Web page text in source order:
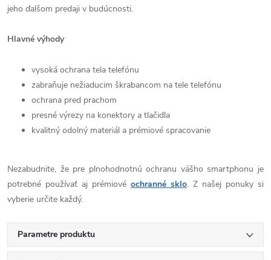
jeho ďalšom predaji v budúcnosti.
Hlavné výhody
vysoká ochrana tela telefónu
zabraňuje nežiaducim škrabancom na tele telefónu
ochrana pred prachom
presné výrezy na konektory a tlačidla
kvalitný odolný materiál a prémiové spracovanie
Nezabudnite, že pre plnohodnotnú ochranu vášho smartphonu je
potrebné používať aj prémiové ochranné sklo. Z našej ponuky si
vyberie určite každý.
Parametre produktu